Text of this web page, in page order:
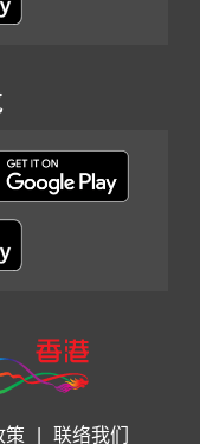
策 联络我们